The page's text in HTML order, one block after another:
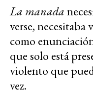
La manada
verse,
como
que solo está
violento que
vez.